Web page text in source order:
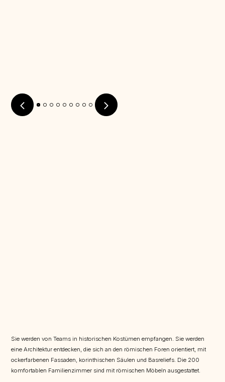
Sie werden von Teams in historischen Kostümen empfangen. Sie werden
eine Architektur entdecken, die sich an den römischen Foren orientiert, mit
ockerfarbenen Fassaden, korinthischen Säulen und Basreliefs. Die 200
komfortablen Familienzimmer sind mit römischen Möbeln ausgestattet.